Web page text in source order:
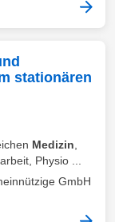
stationären
Medizin
Physio ...
GmbH